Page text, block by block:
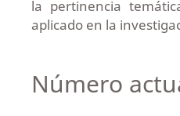
la pertinencia
aplicado en la
Número